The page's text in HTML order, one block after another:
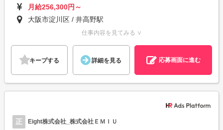
月給256,300円～
大阪市淀川区 / 井高野駅
仕事内容を見てみる ∨
キープする 詳細を見る 応募画面に進む
正 Eight株式会社_株式会社ＥＭＩＵ